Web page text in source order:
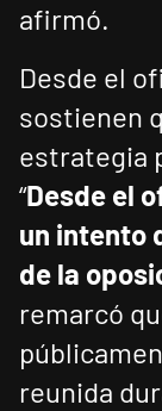
afirmó.
Desde el
sostienen
estrategia
“Desde el
un intento
de la
remarcó
reunida